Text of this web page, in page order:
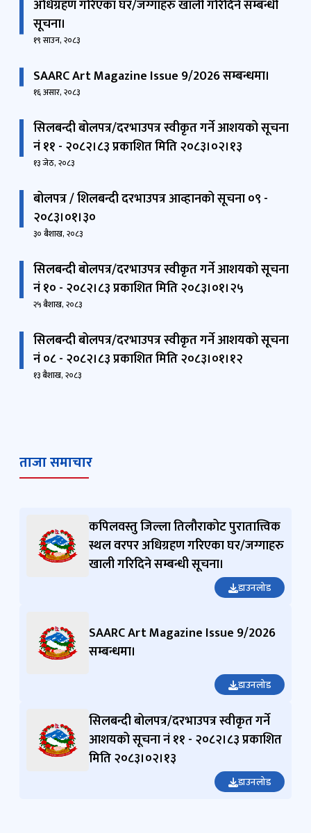
अधिग्रहण गरिएका घर/जग्गाहरु खाली गरिदिने सम्बन्धी
सूचना।
१९ साउन, २०८३
SAARC Art Magazine Issue 9/2026 सम्बन्धमा।
१६ असार, २०८३
सिलबन्दी बोलपत्र/दरभाउपत्र स्वीकृत गर्ने आशयको सूचना
नं ११ - २०८२।८३ प्रकाशित मिति २०८३।०२।१३
१३ जेठ, २०८३
बोलपत्र / शिलबन्दी दरभाउपत्र आव्हानको सूचना ०९ -
२०८३।०१।३०
३० बैशाख, २०८३
सिलबन्दी बोलपत्र/दरभाउपत्र स्वीकृत गर्ने आशयको सूचना
नं १० - २०८२।८३ प्रकाशित मिति २०८३।०१।२५
२५ बैशाख, २०८३
सिलबन्दी बोलपत्र/दरभाउपत्र स्वीकृत गर्ने आशयको सूचना
नं ०८ - २०८२।८३ प्रकाशित मिति २०८३।०१।१२
१३ बैशाख, २०८३
ताजा समाचार
कपिलवस्तु जिल्ला तिलौराकोट पुरातात्त्विक
स्थल वरपर अधिग्रहण गरिएका घर/जग्गाहरु
खाली गरिदिने सम्बन्धी सूचना।
डाउनलोड
SAARC Art Magazine Issue 9/2026
सम्बन्धमा।
डाउनलोड
सिलबन्दी बोलपत्र/दरभाउपत्र स्वीकृत गर्ने
आशयको सूचना नं ११ - २०८२।८३ प्रकाशित
मिति २०८३।०२।१३
डाउनलोड